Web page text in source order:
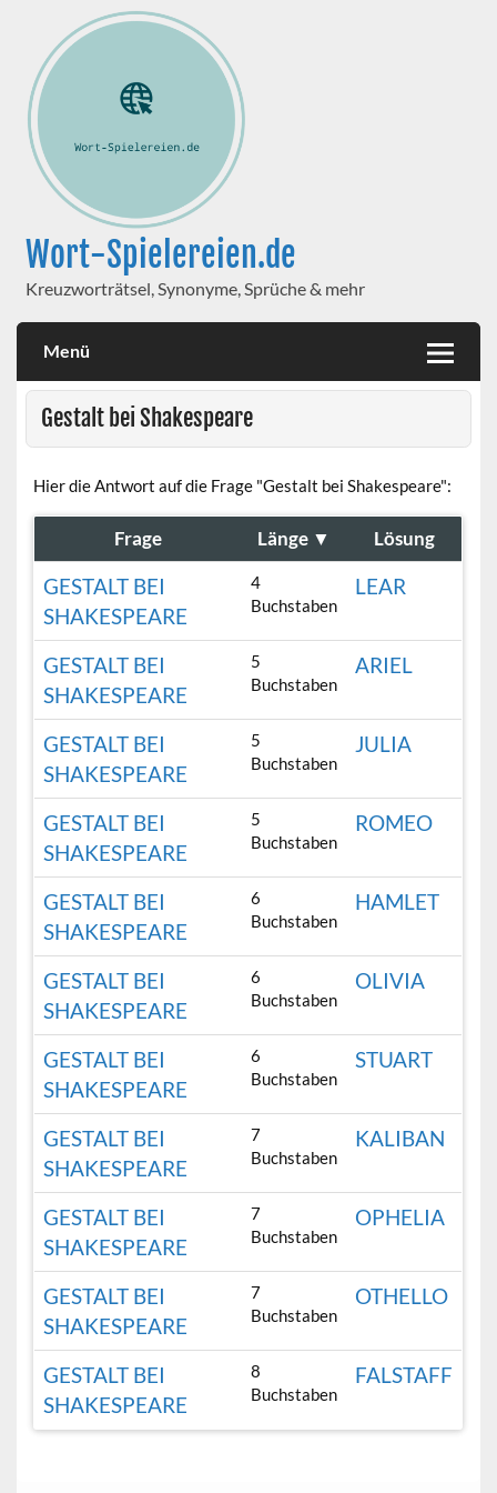
Wort-Spielereien.de
Kreuzworträtsel, Synonyme, Sprüche & mehr
Menü
Gestalt bei Shakespeare
Hier die Antwort auf die Frage "Gestalt bei Shakespeare":
Frage Länge ▼ Lösung
GESTALT BEI
SHAKESPEARE
4
Buchstaben
LEAR
GESTALT BEI
SHAKESPEARE
5
Buchstaben
ARIEL
GESTALT BEI
SHAKESPEARE
5
Buchstaben
JULIA
GESTALT BEI
SHAKESPEARE
5
Buchstaben
ROMEO
GESTALT BEI
SHAKESPEARE
6
Buchstaben
HAMLET
GESTALT BEI
SHAKESPEARE
6
Buchstaben
OLIVIA
GESTALT BEI
SHAKESPEARE
6
Buchstaben
STUART
GESTALT BEI
SHAKESPEARE
7
Buchstaben
KALIBAN
GESTALT BEI
SHAKESPEARE
7
Buchstaben
OPHELIA
GESTALT BEI
SHAKESPEARE
7
Buchstaben
OTHELLO
GESTALT BEI
SHAKESPEARE
8
Buchstaben
FALSTAFF